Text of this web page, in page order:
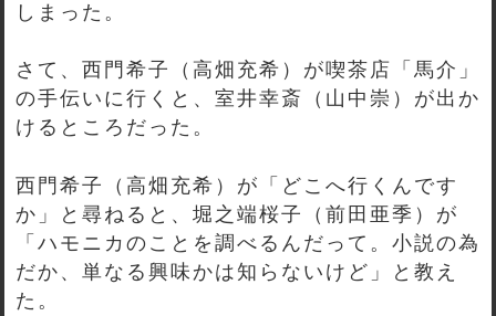
しまった。
さて、西門希子（高畑充希）が喫茶店「馬介」
の手伝いに行くと、室井幸斎（山中崇）が出か
けるところだった。
西門希子（高畑充希）が「どこへ行くんです
か」と尋ねると、堀之端桜子（前田亜季）が
「ハモニカのことを調べるんだって。小説の為
だか、単なる興味かは知らないけど」と教え
た。